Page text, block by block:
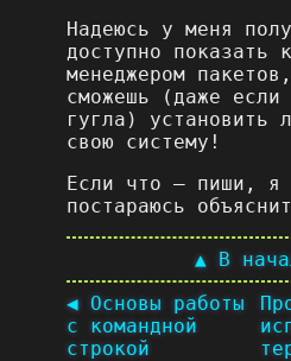
Надеюсь у меня
доступно показать
менеджером
сможешь (даже
гугла) установить
свою систему!
Если что – пиши, я
постараюсь
▲ В
◀ Основы работы
с командной
строкой